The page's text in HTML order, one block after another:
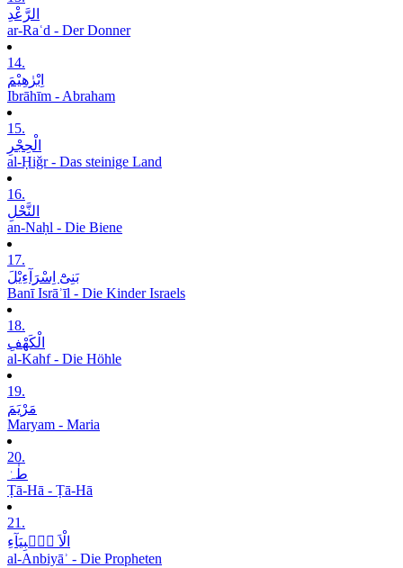
الرَّعْدِ
ar-Raʿd - Der Donner
14.
اِبْرٰھِیْمَ
Ibrāhīm - Abraham
15.
الْحِجْرِ
al-Ḥiǧr - Das steinige Land
16.
النَّحْلِ
an-Naḥl - Die Biene
17.
بَنِیْٓ اِسْرَآءِیْلَ
Banī Isrāʾīl - Die Kinder Israels
18.
الْکَھْفِ
al-Kahf - Die Höhle
19.
مَرْیَمَ
Maryam - Maria
20.
طٰہٰ
Ṭā-Hā - Ṭā-Hā
21.
الْاَ نۡۢبِیَآءِ
al-Anbiyāʾ - Die Propheten